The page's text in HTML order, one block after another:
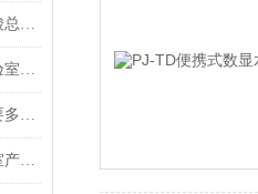
肥料成分检测仪可以测定氨基酸总量了
新建豆粕豆渣油脂有机肥厂化验室检测仪器设备
生物有机肥样品检测流程？需要多长时间？
畜禽养殖粪污有机肥生产化验室产品检验检测设备明细